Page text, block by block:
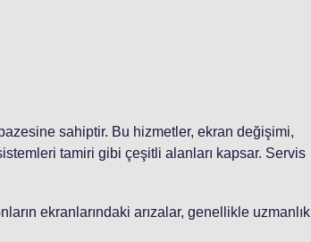
sahiptir. Bu hizmetler, ekran değişimi,
tamiri gibi çeşitli alanları kapsar. Servis
ekranlarındaki arızalar, genellikle uzmanlık